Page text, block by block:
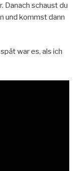
Danach schaust du
und kommst dann
war es, als ich